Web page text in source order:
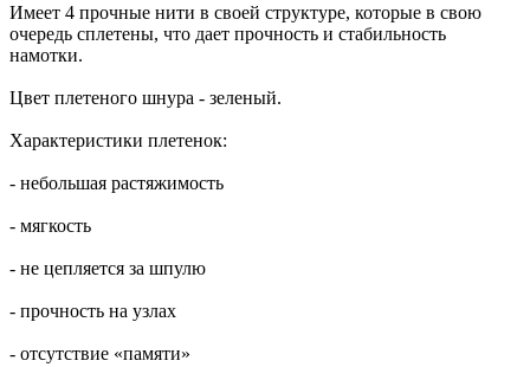
Имеет 4 прочные нити в своей структуре, которые в свою
очередь сплетены, что дает прочность и стабильность
намотки.
Цвет плетеного шнура - зеленый.
Характеристики плетенок:
- небольшая растяжимость
- мягкость
- не цепляется за шпулю
- прочность на узлах
- отсутствие «памяти»